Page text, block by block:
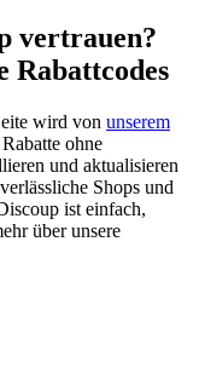
vertrauen?
Rabattcodes
wird von unserem
ohne
und aktualisieren
Shops und
ist einfach,
über unsere